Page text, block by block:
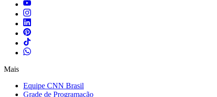
Mais
Equipe CNN Brasil
Grade de Programação